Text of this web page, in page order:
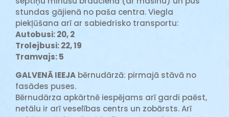
stundas gājienā no paša centra. Viegla
piekļūšana arī ar sabiedrisko transportu:
Autobusi: 20, 2
Trolejbusi: 22, 19
Tramvajs: 5
GALVENĀ IEEJA bērnudārzā: pirmajā stāvā no
fasādes puses.
Bērnudārza apkārtnē iespējams arī gardi paēst,
netālu ir arī veselības centrs un zobārsts. Arī